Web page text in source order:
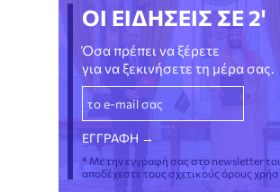
ΟΙ ΕΙΔΗΣΕΙΣ ΣΕ 2'
Όσα πρέπει να ξέρετε
για να ξεκινήσετε τη μέρα σας.
* Με την εγγραφή σας στο newsletter
αποδέχεστε τους σχετικούς όρους